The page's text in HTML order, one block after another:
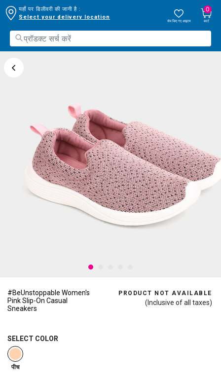
यहाँ पर डिलीवरी की जानी है :
Select your delivery location
सेव किए गए आइटम
0
कार्ट
#BeUnstoppable Women's
Pink Slip-On Casual
Sneakers
PRODUCT NOT AVAILABLE
(Inclusive of all taxes)
SELECT COLOR
selected
पीच